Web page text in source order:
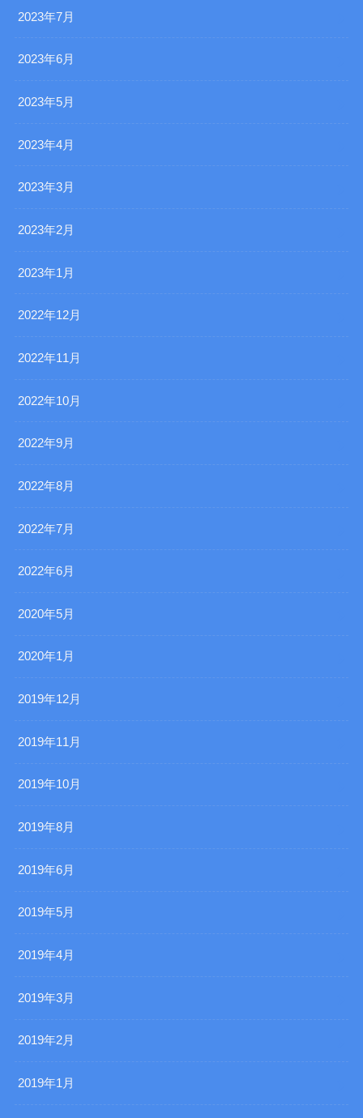
2023年7月
2023年6月
2023年5月
2023年4月
2023年3月
2023年2月
2023年1月
2022年12月
2022年11月
2022年10月
2022年9月
2022年8月
2022年7月
2022年6月
2020年5月
2020年1月
2019年12月
2019年11月
2019年10月
2019年8月
2019年6月
2019年5月
2019年4月
2019年3月
2019年2月
2019年1月